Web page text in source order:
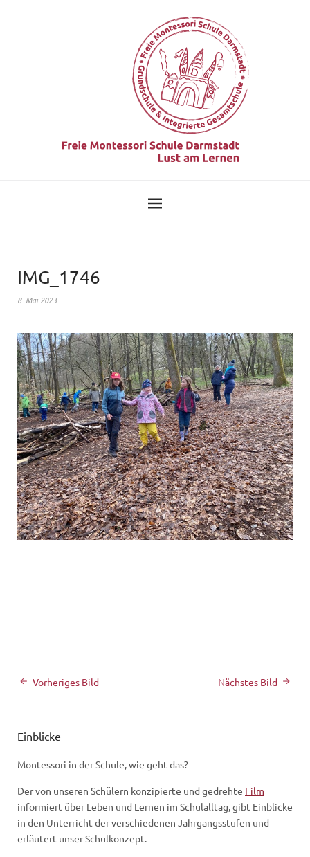
IMG_1746
8. Mai 2023
Nächstes Bild
Vorheriges Bild
Einblicke
Montessori in der Schule, wie geht das?
Der von unseren Schülern konzipierte und gedrehte Film
informiert über Leben und Lernen im Schulalltag, gibt Einblicke
in den Unterricht der verschiedenen Jahrgangsstufen und
erläutert unser Schulkonzept.